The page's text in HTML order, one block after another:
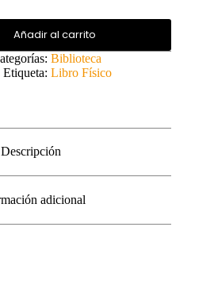
Añadir al carrito
Biblioteca
Etiqueta: Libro Físico
Descripción
adicional